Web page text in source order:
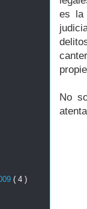
es la
No
( 4 )